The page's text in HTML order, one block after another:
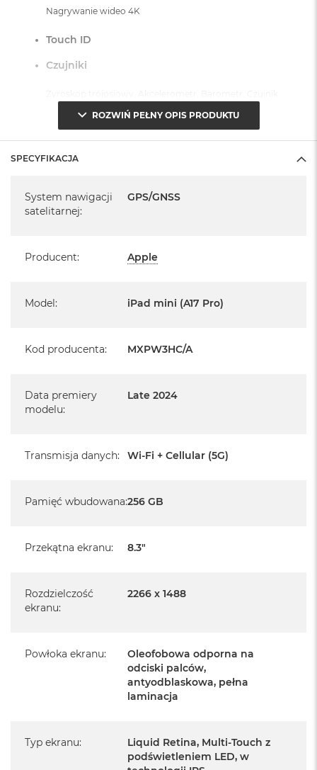
Nagrywanie wideo 4K
Touch ID
Czujniki
światła otoczenia
System operacyjny iPadOS 18
Informacje o produkcie:
Posiada pełną, 12 miesięczną gwarancję
producenta
serwisowym Apple na terenie całego świata.
Posiada system operacyjny iPadOS w języku
Język polski wybieramy przy pierwszym uruchomieniu
Zawartość zestawu:
Przewód USB-C do ładowania (1m)
Najważniejsze cechy:
zaawansowane technologie takie jak szeroka gama
kolorów P3, True Tone i ultraniski współczynnik odbicia
ROZWIŃ PEŁNY OPIS PRODUKTU
SPECYFIKACJA
System nawigacji
satelitarnej:
GPS/GNSS
Producent: Apple
Model : iPad mini (A17 Pro)
Kod producenta: MXPW3HC/A
Data premiery
modelu:
Late 2024
Transmisja danych: Wi-Fi + Cellular (5G)
Pamięć wbudowana:256 GB
Przekątna ekranu: 8.3"
Rozdzielczość
ekranu:
2266 x 1488
Powłoka ekranu:
Oleofobowa odporna na
odciski palców,
antyodblaskowa, pełna
laminacja
Typ ekranu:
Liquid Retina, Multi‑Touch z
podświetleniem LED, w